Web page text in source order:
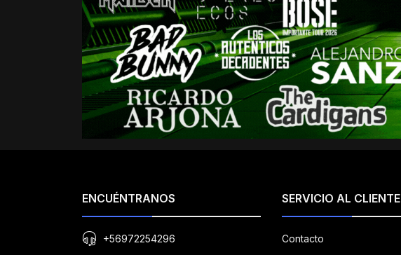
ENCUÉNTRANOS
+56972254296
SERVICIO AL CLIENTE
Contacto